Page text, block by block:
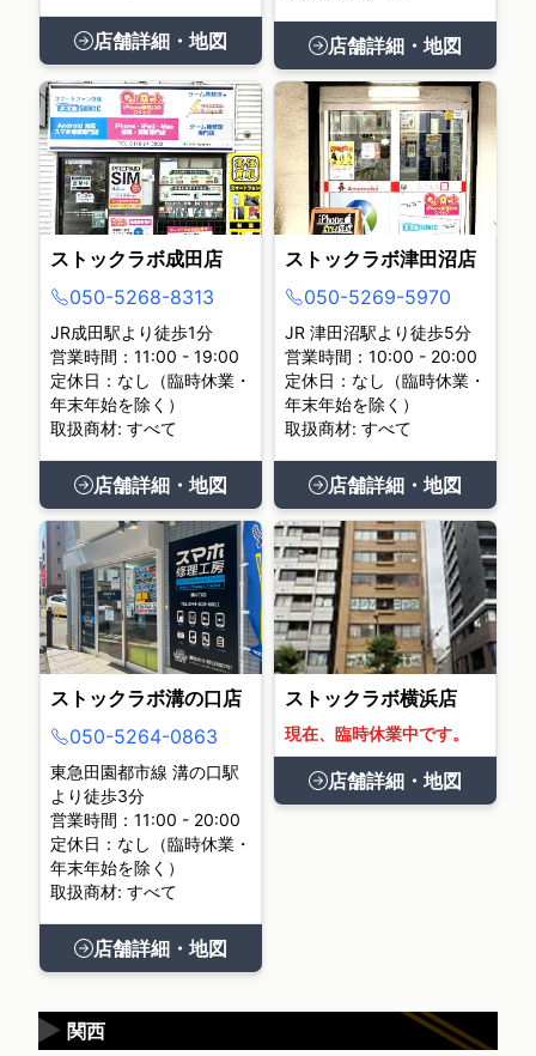
店舗詳細・地図 店舗詳細・地図
ストックラボ成田店
050-5268-8313
JR成田駅より徒歩1分
営業時間：11:00 - 19:00
定休日：なし（臨時休業・
年末年始を除く）
取扱商材: すべて
店舗詳細・地図
ストックラボ津田沼店
050-5269-5970
JR 津田沼駅より徒歩5分
営業時間：10:00 - 20:00
定休日：なし（臨時休業・
年末年始を除く）
取扱商材: すべて
店舗詳細・地図
ストックラボ溝の口店
050-5264-0863
東急田園都市線 溝の口駅
より徒歩3分
営業時間：11:00 - 20:00
定休日：なし（臨時休業・
年末年始を除く）
取扱商材: すべて
店舗詳細・地図
ストックラボ横浜店
現在、臨時休業中です。
店舗詳細・地図
関西
▶